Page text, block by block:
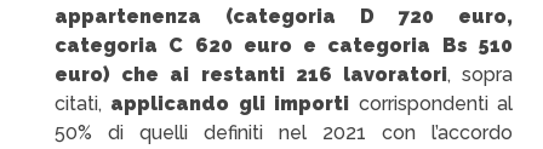
appartenenza (categoria D 720 euro,
categoria C 620 euro e categoria Bs 510
euro) che ai restanti 216 lavoratori, sopra
citati, applicando gli importi corrispondenti al
50% di quelli definiti nel 2021 con l’accordo